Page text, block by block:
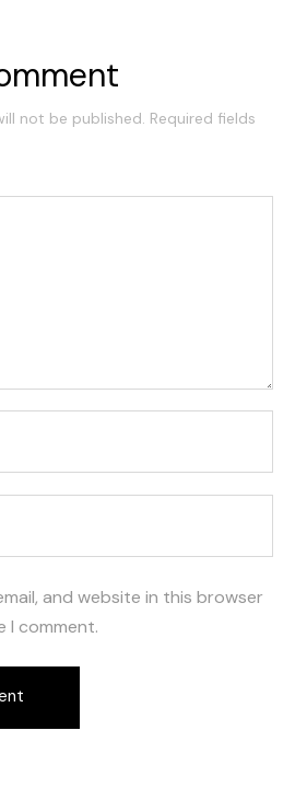
not be published. Required fields
and website in this browser
I comment.